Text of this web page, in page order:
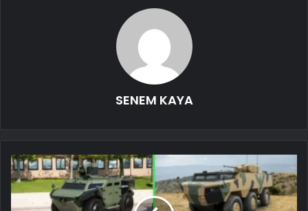
SENEM KAYA